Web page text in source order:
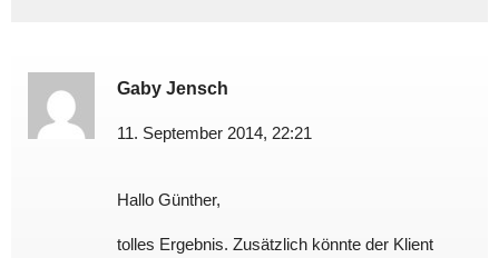
Gaby Jensch
11. September 2014, 22:21
Hallo Günther,
tolles Ergebnis. Zusätzlich könnte der Klient